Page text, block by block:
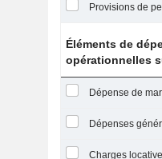
Provisions de
Éléments de
opérationnelles
Dépense de
Charges